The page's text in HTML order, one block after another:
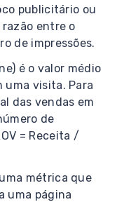
publicitário ou
entre o
de impressões.
é o valor médio
uma visita. Para
das vendas em
de
= Receita /
métrica que
uma página